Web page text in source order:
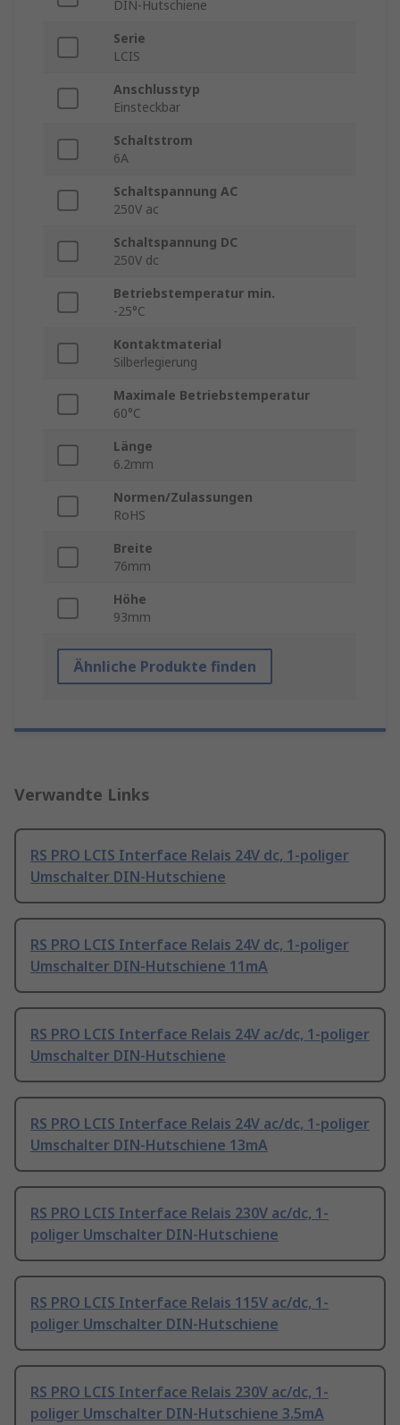
DIN-Hutschiene
Serie
LCIS
Anschlusstyp
Einsteckbar
Schaltstrom
6A
Schaltspannung AC
250V ac
Schaltspannung DC
250V dc
Betriebstemperatur min.
-25°C
Kontaktmaterial
Silberlegierung
Maximale Betriebstemperatur
60°C
Länge
6.2mm
Normen/Zulassungen
RoHS
Breite
76mm
Höhe
93mm
Ähnliche Produkte finden
Verwandte Links
RS PRO LCIS Interface Relais 24V dc, 1-poliger
Umschalter DIN-Hutschiene
RS PRO LCIS Interface Relais 24V dc, 1-poliger
Umschalter DIN-Hutschiene 11mA
RS PRO LCIS Interface Relais 24V ac/dc, 1-poliger
Umschalter DIN-Hutschiene
RS PRO LCIS Interface Relais 24V ac/dc, 1-poliger
Umschalter DIN-Hutschiene 13mA
RS PRO LCIS Interface Relais 230V ac/dc, 1-
poliger Umschalter DIN-Hutschiene
RS PRO LCIS Interface Relais 115V ac/dc, 1-
poliger Umschalter DIN-Hutschiene
RS PRO LCIS Interface Relais 230V ac/dc, 1-
poliger Umschalter DIN-Hutschiene 3.5mA